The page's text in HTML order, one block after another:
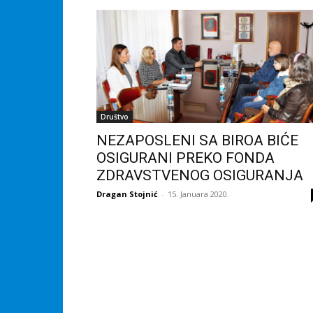
Društvo
NEZAPOSLENI SA BIROA BIĆE
OSIGURANI PREKO FONDA
ZDRAVSTVENOG OSIGURANJA
Dragan Stojnić - 15. Januara 2020.